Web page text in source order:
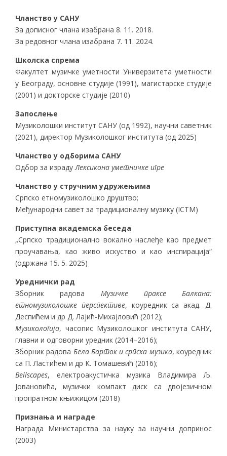
Чланство у САНУ
За дописног члана изабрана 8. 11. 2018.
За редовног члана изабрана 7. 11. 2024.
Школска спрема
Факултет музичке уметности Универзитета уметности
у Београду, основне студије (1991), магистарске студије
(2001) и докторске студије (2010)
Запослење
Музиколошки институт САНУ (од 1992), научни саветник
(2021), директор Музиколошког института (од 2025)
Чланство у одборима САНУ
Одбор за израдуЛексикона уметничке игре
Чланство у стручним удружењима
Српско етномузиколошко друштво;
Међународни савет за традиционалну музику (ICTM)
Приступна академска беседа
„Српско традиционално вокално наслеђе као предмет
проучавања, као живо искуство и као инспирација“
(одржана 15. 5. 2025)
Уреднички рад
Зборник радова Музичке праксе Балкана:
етномузиколошке перспективе, коуредник са акад. Д.
Деспићем и др Д. Лајић-Михајловић (2012);
Музикологија, часопис Музиколошког института САНУ,
главни и одговорни уредник (2014–2016);
Зборник радова Бела Барток и српска музика, коуредник
са П. Ластићем и др К. Томашевић (2016);
Bellscapes, електроакустичка музика Владимира Љ.
Јовановића, музички компакт диск са двојезичном
пропратном књижицом (2018)
Признања и награде
Награда Министарства за науку за научни допринос
(2003)